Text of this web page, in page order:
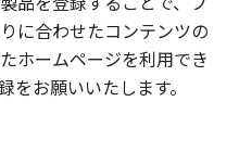
に合わせたコンテンツの
ホームページを利用でき
をお願いいたします。